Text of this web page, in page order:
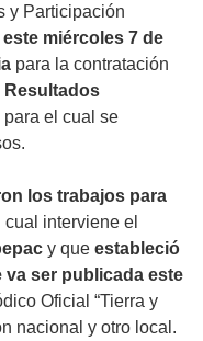
y Participación
este miércoles 7 de
para la contratación
Resultados
para el cual se
los trabajos para
interviene el
y que estableció
va ser publicada este
Oficial “Tierra y
nacional y otro local.